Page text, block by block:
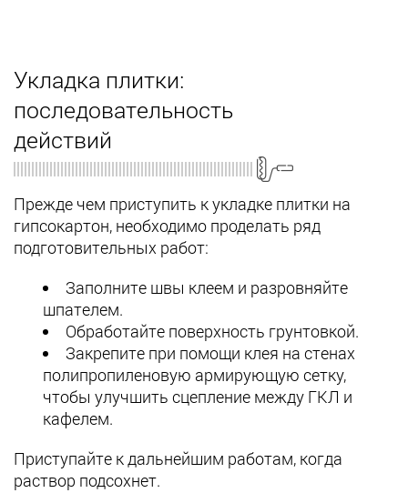
Укладка плитки:
последовательность
действий
Прежде чем приступить к укладке плитки на
гипсокартон, необходимо проделать ряд
подготовительных работ:
Заполните швы клеем и разровняйте
шпателем.
Обработайте поверхность грунтовкой.
Закрепите при помощи клея на стенах
полипропиленовую армирующую сетку,
чтобы улучшить сцепление между ГКЛ и
кафелем.
Приступайте к дальнейшим работам, когда
раствор подсохнет.